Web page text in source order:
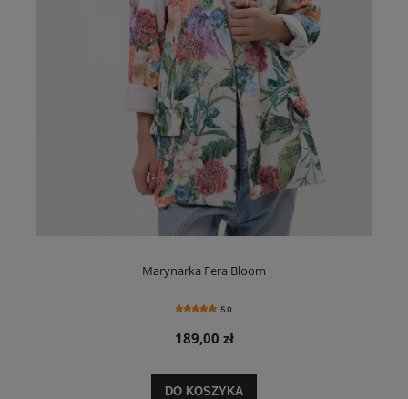
Marynarka Fera Bloom
5.0
189,00 zł
DO KOSZYKA